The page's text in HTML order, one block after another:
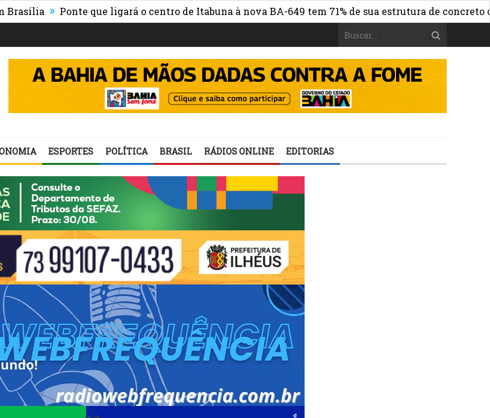
» Ponte que ligará o centro de Itabuna à nova BA-649 tem 71% de sua estrutura de concreto
ESPORTES POLÍTICA BRASIL RÁDIOS ONLINE EDITORIAS